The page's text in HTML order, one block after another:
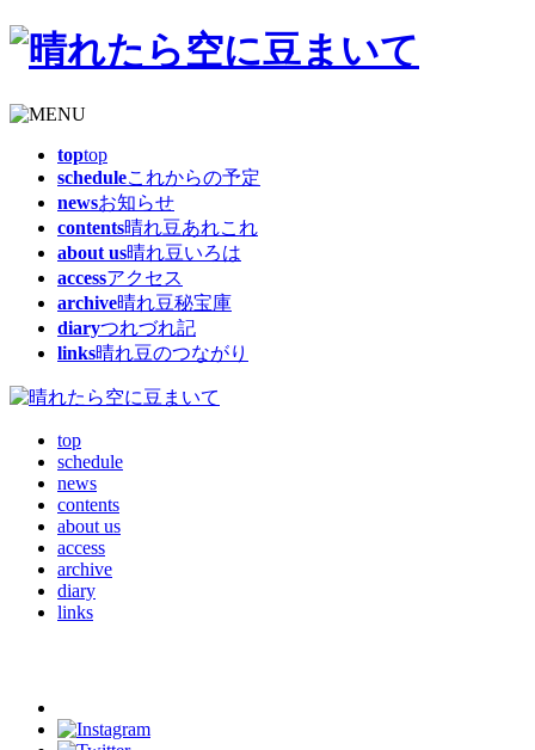
toptop
scheduleこれからの予定
newsお知らせ
contents晴れ豆あれこれ
about us晴れ豆いろは
accessアクセス
archive晴れ豆秘宝庫
diaryつれづれ記
links晴れ豆のつながり
top
schedule
news
contents
about us
access
archive
diary
links